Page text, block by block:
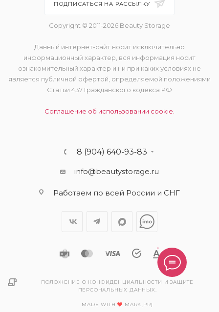
ПОДПИСАТЬСЯ НА РАССЫЛКУ
Copyright © 2011-2026 Beauty Storage
Данный интернет-сайт носит исключительно
информационный характер, вся информация носит
ознакомительный характер и ни при каких условиях не
является публичной офертой, определяемой положениями
Статьи 437 Гражданского кодекса РФ
Соглашение об использовании cookie.
8 (904) 640-93-83
info@beautystorage.ru
Работаем по всей России и СНГ
ПОЛОЖЕНИЕ О КОНФИДЕНЦИАЛЬНОСТИ И ЗАЩИТЕ
ПЕРСОНАЛЬНЫХ ДАННЫХ.
MADE WITH MARK[PR]